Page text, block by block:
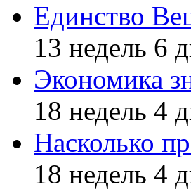
Единство
13 недель 6
Экономика
18 недель 4
Насколько
18 недель 4